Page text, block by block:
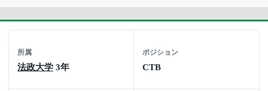
所属
法政大学 3年
ポジション
CTB